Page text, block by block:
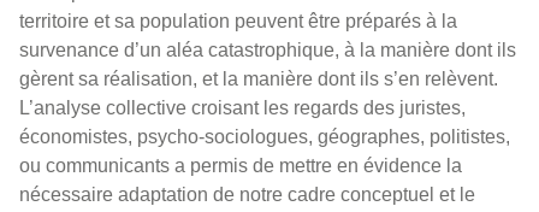
territoire et sa population peuvent être préparés à la
survenance d’un aléa catastrophique, à la manière dont ils
gèrent sa réalisation, et la manière dont ils s’en relèvent.
L’analyse collective croisant les regards des juristes,
économistes, psycho-sociologues, géographes, politistes,
ou communicants a permis de mettre en évidence la
nécessaire adaptation de notre cadre conceptuel et le